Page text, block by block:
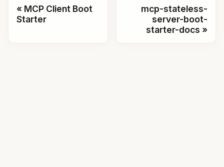
MCP Client Boot
Starter
mcp-stateless-
server-boot-
starter-docs